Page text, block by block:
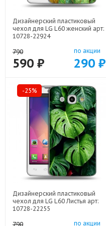
Дизайнерский пластиковый
чехол для LG L60 женский арт:
10728-22924
790
590 ₽
по акции
290 ₽
-25%
Дизайнерский пластиковый
чехол для LG L60 Листья арт:
10728-22255
790 по акции